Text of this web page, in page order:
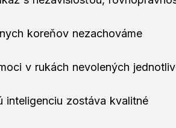
koreňov nezachováme
v rukách nevolených
inteligenciu zostáva kvalitné